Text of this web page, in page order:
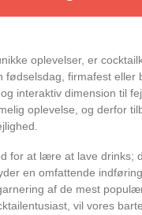
oplevelser, er
firmafest eller
interaktiv dimension til
oplevelse, og derfor
for at lære at lave drinks;
en omfattende
af de mest
vil vores